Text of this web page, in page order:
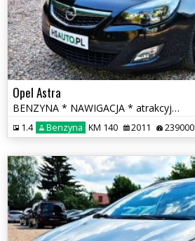
Opel Astra
BENZYNA * NAWIGACJA * atrakcyjny wygląd * SUPER * okazja
1.4 Benzyna KM 140 2011 239000